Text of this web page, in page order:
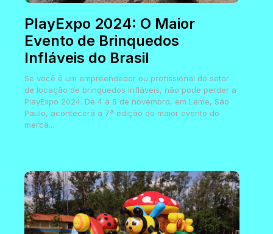
PlayExpo 2024: O Maior
Evento de Brinquedos
Infláveis do Brasil
Se você é um empreendedor ou profissional do setor
de locação de brinquedos infláveis, não pode perder a
PlayExpo 2024. De 4 a 6 de novembro, em Leme, São
Paulo, acontecerá a 7ª edição do maior evento do
merca...